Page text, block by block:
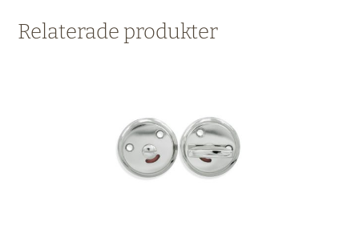
Relaterade produkter